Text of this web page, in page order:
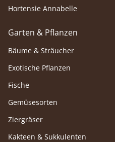
Hortensie Annabelle
Garten & Pflanzen
Bäume & Sträucher
Exotische Pflanzen
Fische
Gemüsesorten
Ziergräser
Kakteen & Sukkulenten